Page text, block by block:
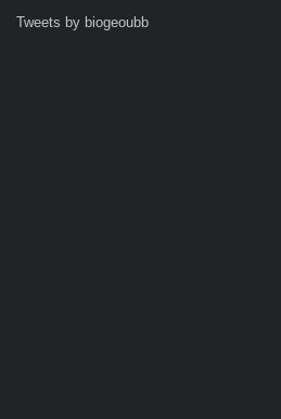
Tweets by biogeoubb